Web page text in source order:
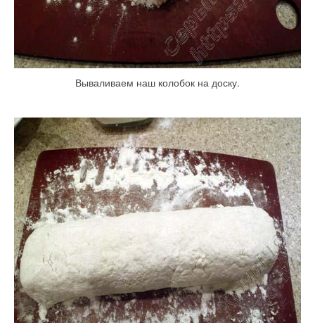
Вываливаем наш колобок на доску.